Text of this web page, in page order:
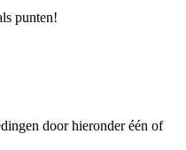
punten!
door hieronder één of